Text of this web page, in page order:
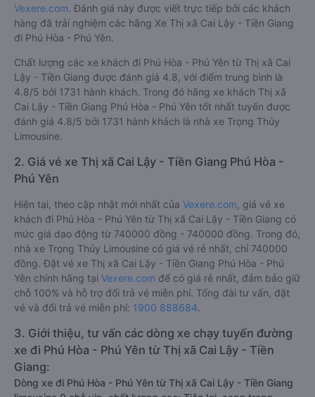
Vexere.com. Đánh giá này được viết trực tiếp bởi các khách
hàng đã trải nghiệm các hãng Xe Thị xã Cai Lậy - Tiền Giang
đi Phú Hòa - Phú Yên.
Chất lượng các xe khách đi Phú Hòa - Phú Yên từ Thị xã Cai
Lậy - Tiền Giang được đánh giá 4.8, với điểm trung bình là
4.8/5 bởi 1731 hành khách. Trong đó hãng xe khách Thị xã
Cai Lậy - Tiền Giang Phú Hòa - Phú Yên tốt nhất tuyến được
đánh giá 4.8/5 bởi 1731 hành khách là nhà xe Trọng Thủy
Limousine.
2. Giá vé xe Thị xã Cai Lậy - Tiền Giang Phú Hòa -
Phú Yên
Hiện tại, theo cập nhật mới nhất của Vexere.com , giá vé xe
khách đi Phú Hòa - Phú Yên từ Thị xã Cai Lậy - Tiền Giang có
mức giá dao động từ 740000 đồng - 740000 đồng. Trong đó,
nhà xe Trọng Thủy Limousine có giá vé rẻ nhất, chỉ 740000
đồng. Đặt vé xe Thị xã Cai Lậy - Tiền Giang Phú Hòa - Phú
Yên chính hãng tại Vexere.com để có giá rẻ nhất, đảm bảo giữ
chỗ 100% và hỗ trợ đổi trả vé miễn phí. Tổng đài tư vấn, đặt
vé và đổi trả vé miễn phí: 1900 888684.
3. Giới thiệu, tư vấn các dòng xe chạy tuyến đường
xe đi Phú Hòa - Phú Yên từ Thị xã Cai Lậy - Tiền
Giang:
Dòng xe đi Phú Hòa - Phú Yên từ Thị xã Cai Lậy - Tiền Giang